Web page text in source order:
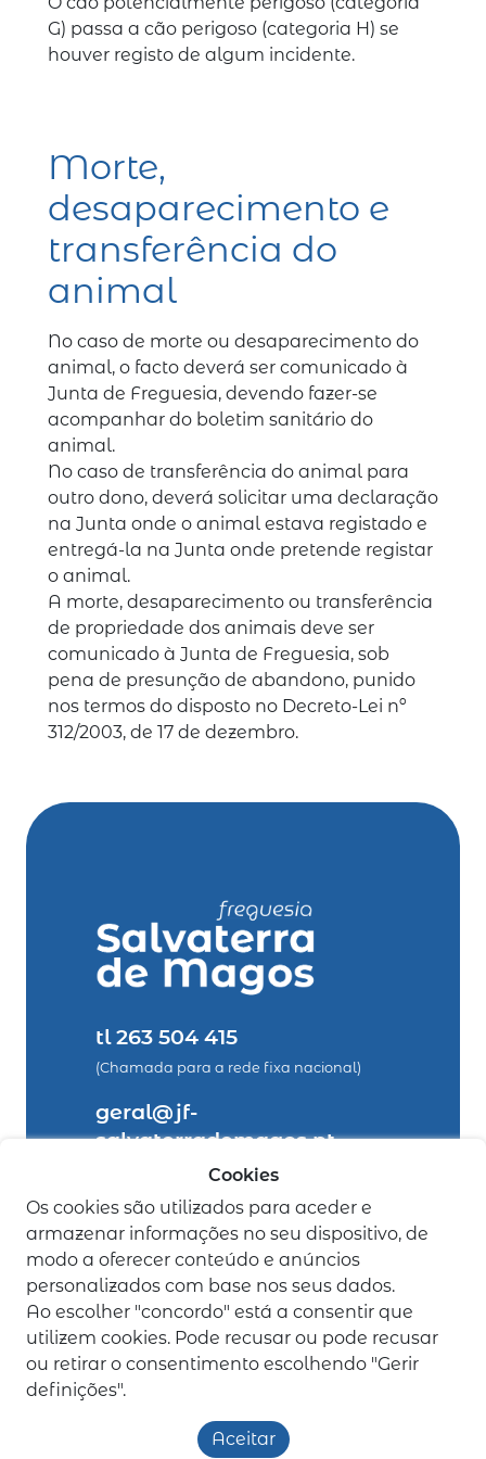
G) passa a cão perigoso (categoria H) se
houver registo de algum incidente.
Morte,
desaparecimento e
transferência do
animal
No caso de morte ou desaparecimento do
animal, o facto deverá ser comunicado à
Junta de Freguesia, devendo fazer-se
acompanhar do boletim sanitário do
animal.
No caso de transferência do animal para
outro dono, deverá solicitar uma declaração
na Junta onde o animal estava registado e
entregá-la na Junta onde pretende registar
o animal.
A morte, desaparecimento ou transferência
de propriedade dos animais deve ser
comunicado à Junta de Freguesia, sob
pena de presunção de abandono, punido
nos termos do disposto no Decreto-Lei nº
312/2003, de 17 de dezembro.
tl 263 504 415
(Chamada para a rede fixa nacional)
geral@jf-
salvaterrademagos.pt
legais
Política de Privacidade
Livro de Reclamações
Junta de Freguesia de Salvaterra de Magos
Cookies
Os cookies são utilizados para aceder e
armazenar informações no seu dispositivo, de
modo a oferecer conteúdo e anúncios
personalizados com base nos seus dados.
Ao escolher "concordo" está a consentir que
utilizem cookies. Pode recusar ou pode recusar
ou retirar o consentimento escolhendo "Gerir
definições".
Aceitar